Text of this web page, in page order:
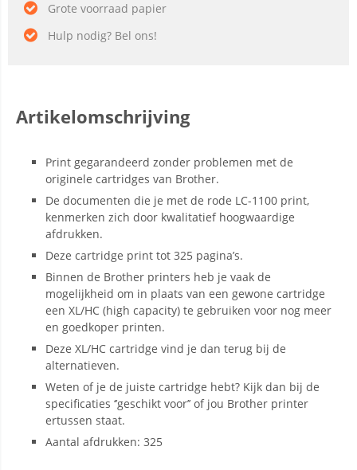
Grote voorraad papier
Hulp nodig? Bel ons!
Artikelomschrijving
Print gegarandeerd zonder problemen met de
originele cartridges van Brother.
De documenten die je met de rode LC-1100 print,
kenmerken zich door kwalitatief hoogwaardige
afdrukken.
Deze cartridge print tot 325 pagina’s.
Binnen de Brother printers heb je vaak de
mogelijkheid om in plaats van een gewone cartridge
een XL/HC (high capacity) te gebruiken voor nog meer
en goedkoper printen.
Deze XL/HC cartridge vind je dan terug bij de
alternatieven.
Weten of je de juiste cartridge hebt? Kijk dan bij de
specificaties ‘’geschikt voor’’ of jou Brother printer
ertussen staat.
Aantal afdrukken: 325